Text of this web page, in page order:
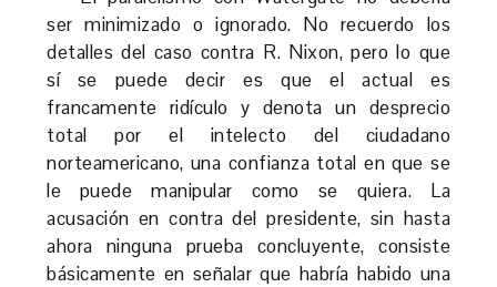
ser minimizado o ignorado. No recuerdo los
detalles del caso contra R. Nixon, pero lo que
sí se puede decir es que el actual es
francamente ridículo y denota un desprecio
total por el intelecto del ciudadano
norteamericano, una confianza total en que se
le puede manipular como se quiera. La
acusación en contra del presidente, sin hasta
ahora ninguna prueba concluyente, consiste
básicamente en señalar que habría habido una